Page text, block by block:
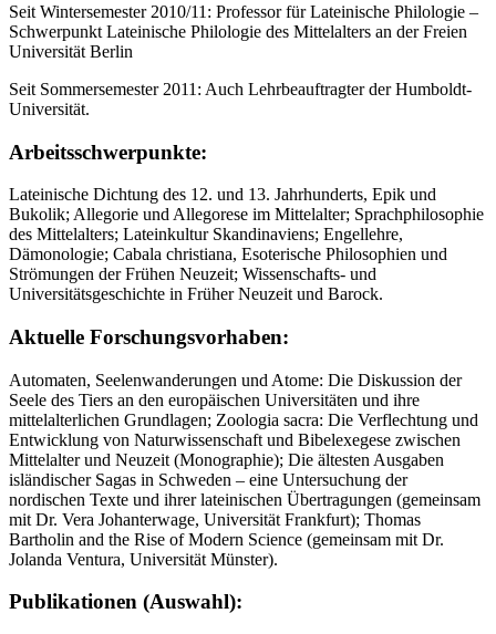
Seit Wintersemester 2010/11: Professor für Lateinische Philologie –
Schwerpunkt Lateinische Philologie des Mittelalters an der Freien
Universität Berlin
Seit Sommersemester 2011: Auch Lehrbeauftragter der Humboldt-
Universität.
Arbeitsschwerpunkte:
Lateinische Dichtung des 12. und 13. Jahrhunderts, Epik und
Bukolik; Allegorie und Allegorese im Mittelalter; Sprachphilosophie
des Mittelalters; Lateinkultur Skandinaviens; Engellehre,
Dämonologie; Cabala christiana, Esoterische Philosophien und
Strömungen der Frühen Neuzeit; Wissenschafts- und
Universitätsgeschichte in Früher Neuzeit und Barock.
Aktuelle Forschungsvorhaben:
Automaten, Seelenwanderungen und Atome: Die Diskussion der
Seele des Tiers an den europäischen Universitäten und ihre
mittelalterlichen Grundlagen; Zoologia sacra: Die Verflechtung und
Entwicklung von Naturwissenschaft und Bibelexegese zwischen
Mittelalter und Neuzeit (Monographie); Die ältesten Ausgaben
isländischer Sagas in Schweden – eine Untersuchung der
nordischen Texte und ihrer lateinischen Übertragungen (gemeinsam
mit Dr. Vera Johanterwage, Universität Frankfurt); Thomas
Bartholin and the Rise of Modern Science (gemeinsam mit Dr.
Jolanda Ventura, Universität Münster).
Publikationen (Auswahl):